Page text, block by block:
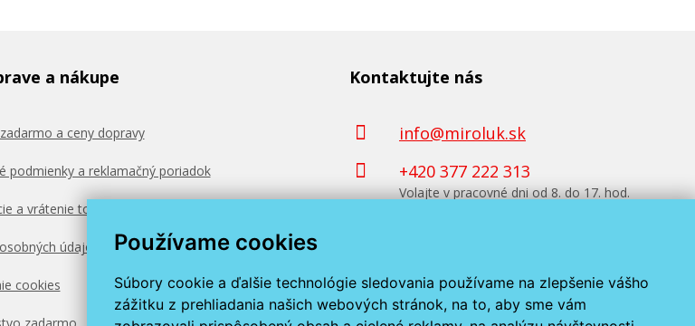
Používame cookies
Súbory cookie a ďalšie technológie sledovania používame na zlepšenie vášho
zážitku z prehliadania našich webových stránok, na to, aby sme vám
a nákupe
a ceny dopravy
podmienky a reklamačný poriadok
a vrátenie tovaru
údajov
cookies
Kontaktujte nás
info@miroluk.sk
+420 377 222 313
Volajte v pracovné dni od 8. do 17. hod.